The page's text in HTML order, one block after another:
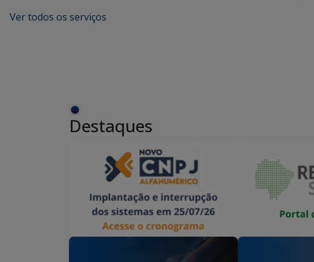
Ver todos os serviços
Destaques